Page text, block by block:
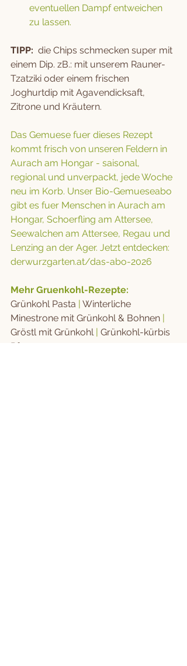
eventuellen Dampf entweichen
zu lassen.
TIPP:
  die Chips schmecken super mit
einem Dip. zB.: mit unserem Rauner-
Tzatziki oder einem frischen
Joghurtdip mit Agavendicksaft,
Zitrone und Kräutern.
Das Gemuese fuer dieses Rezept
kommt frisch von unseren Feldern in
Aurach am Hongar - saisonal,
regional und unverpackt, jede Woche
neu im Korb. Unser Bio-Gemueseabo
gibt es fuer Menschen in Aurach am
Hongar, Schoerfling am Attersee,
Seewalchen am Attersee, Regau und
Lenzing an der Ager. Jetzt entdecken:
derwurzgarten.at/das-abo-2026
Mehr Gruenkohl-Rezepte:
Grünkohl Pasta | Winterliche
Minestrone mit Grünkohl & Bohnen |
Gröstl mit Grünkohl | Grünkohl-kürbis
Pfanne